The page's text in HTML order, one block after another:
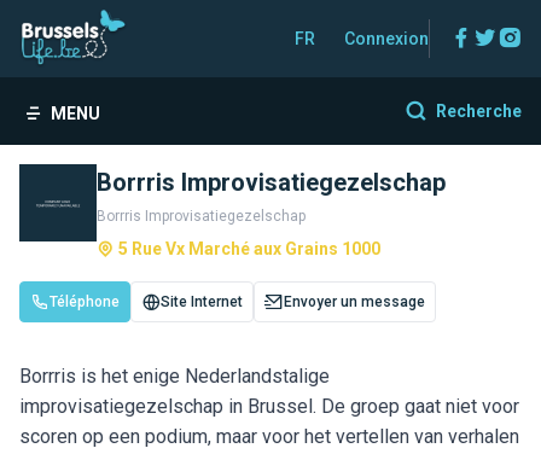
FR Connexion
MENU Recherche
Borrris Improvisatiegezelschap
Borrris Improvisatiegezelschap
5 Rue Vx Marché aux Grains 1000
Téléphone Site Internet Envoyer un message
Borrris is het enige Nederlandstalige
improvisatiegezelschap in Brussel. De groep gaat niet voor
scoren op een podium, maar voor het vertellen van verhalen